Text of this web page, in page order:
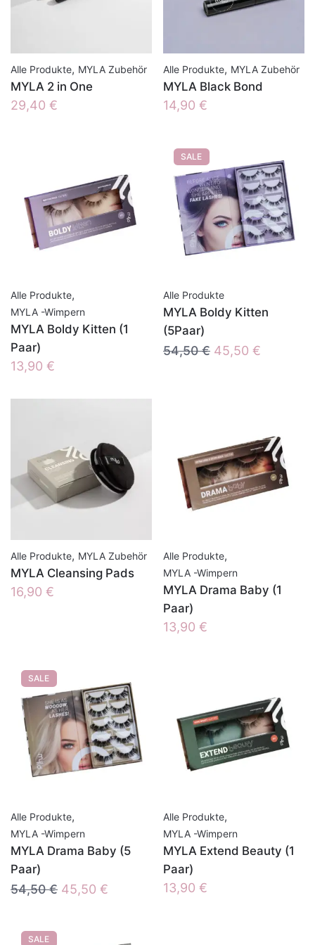
Alle Produkte, MYLA Zubehör
MYLA 2 in One
29,40 €
Alle Produkte, MYLA Zubehör
MYLA Black Bond
14,90 €
Alle Produkte,
MYLA -Wimpern
MYLA Boldy Kitten (1
Paar)
13,90 €
SALE
Alle Produkte
MYLA Boldy Kitten
(5Paar)
54,50€ Ursprünglicher
45,50 €
Alle Produkte, MYLA Zubehör
MYLA Cleansing Pads
16,90 €
Alle Produkte,
MYLA -Wimpern
MYLA Drama Baby (1
Paar)
13,90 €
SALE
Alle Produkte,
MYLA -Wimpern
MYLA Drama Baby (5
Paar)
54,50€ Ursprünglicher
45,50 €
Alle Produkte,
MYLA -Wimpern
MYLA Extend Beauty (1
Paar)
13,90 €
SALE